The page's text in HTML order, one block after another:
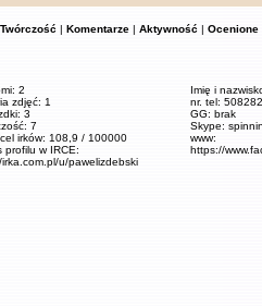
Twórczość | Komentarze | Aktywność | Ocenione
2
zdjęć: 1
3
7
irków: 108,9 / 100000
profilu w IRCE:
u/pawelizdebski
Imię i
nr. tel:
GG: brak
Skype:
www:
https://